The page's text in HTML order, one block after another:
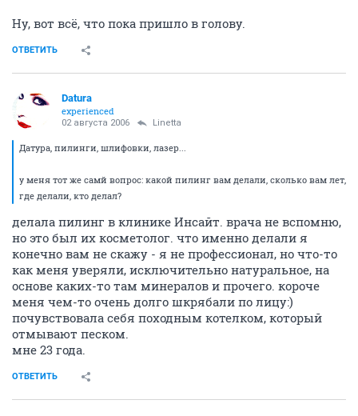
Ну, вот всё, что пока пришло в голову.
ОТВЕТИТЬ
Datura
experienced
02 августа 2006 Linetta
Датура, пилинги, шлифовки, лазер...
у меня тот же самй вопрос: какой пилинг вам делали, сколько вам лет,
где делали, кто делал?
делала пилинг в клинике Инсайт. врача не вспомню,
но это был их косметолог. что именно делали я
конечно вам не скажу - я не профессионал, но что-то
как меня уверяли, исключительно натуральное, на
основе каких-то там минералов и прочего. короче
меня чем-то очень долго шкрябали по лицу:)
почувствовала себя походным котелком, который
отмывают песком.
мне 23 года.
ОТВЕТИТЬ